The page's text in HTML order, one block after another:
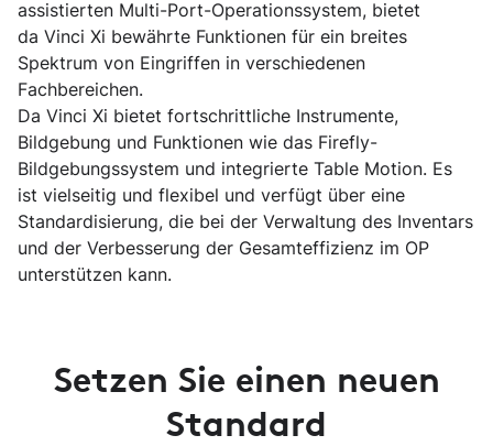
assistierten Multi-Port-Operationssystem, bietet
da Vinci Xi bewährte Funktionen für ein breites
Spektrum von Eingriffen in verschiedenen
Fachbereichen.
Da Vinci Xi bietet fortschrittliche Instrumente,
Bildgebung und Funktionen wie das Firefly-
Bildgebungssystem und integrierte Table Motion. Es
ist vielseitig und flexibel und verfügt über eine
Standardisierung, die bei der Verwaltung des Inventars
und der Verbesserung der Gesamteffizienz im OP
unterstützen kann.
Setzen Sie einen neuen
Standard